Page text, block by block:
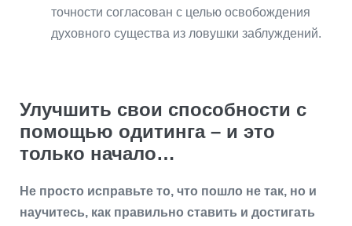
точности согласован с целью освобождения
духовного существа из ловушки заблуждений.
Улучшить свои способности с
помощью одитинга – и это
только начало…
Не просто исправьте то, что пошло не так, но и
научитесь, как правильно ставить и достигать